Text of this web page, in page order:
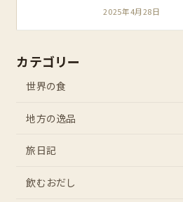
2025年4月28日
カテゴリー
世界の食
地方の逸品
旅日記
飲むおだし